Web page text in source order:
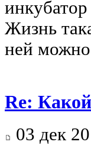
Жизнь
ней
Re:
03 дек